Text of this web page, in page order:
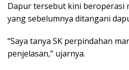
Dapur tersebut kini beroperasi
yang sebelumnya ditangani
“Saya tanya SK perpindahan
penjelasan,” ujarnya.